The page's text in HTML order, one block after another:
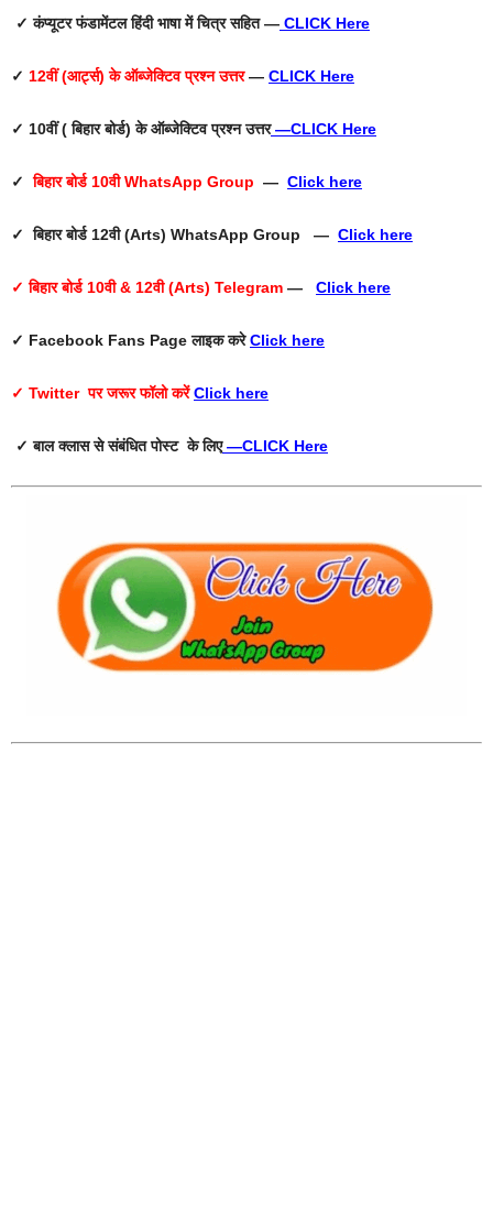
✓ कंप्यूटर फंडामेंटल हिंदी भाषा में चित्र सहित — CLICK Here
✓ 12वीं (आर्ट्स) के ऑब्जेक्टिव प्रश्न उत्तर— CLICK Here
✓ 10वीं ( बिहार बोर्ड) के ऑब्जेक्टिव प्रश्न उत्तर—CLICK Here
✓बिहार बोर्ड 10वी WhatsApp Group — Click here
✓ बिहार बोर्ड 12वी (Arts) WhatsApp Group — Click here
✓ बिहार बोर्ड 10वी & 12वी (Arts) Telegram — Click here
✓ Facebook Fans Page लाइक करेClick here
✓ Twitter पर जरूर फॉलो करें Click here
✓ बाल क्लास से संबंधित पोस्ट के लिए—CLICK Here